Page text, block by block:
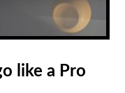
like a Pro